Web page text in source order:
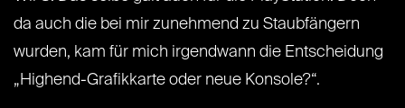
da auch die bei mir zunehmend zu Staubfängern
wurden, kam für mich irgendwann die Entscheidung
„Highend-Grafikkarte oder neue Konsole?“.